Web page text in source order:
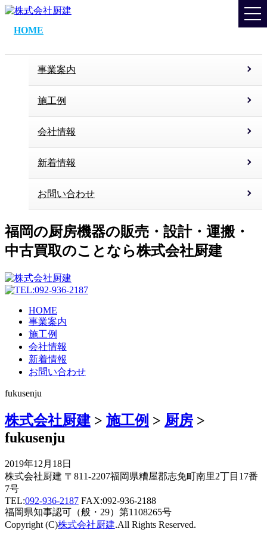
HOME
事業案内
施工例
会社情報
新着情報
お問い合わせ
福岡の厨房機器の販売・設計・運搬・
中古買取のことなら株式会社厨建
HOME
事業案内
施工例
会社情報
新着情報
お問い合わせ
fukusenju
株式会社厨建 > 施工例 > 厨房 >
fukusenju
2019年12月18日
株式会社厨建 〒811-2207福岡県糟屋郡志免町南里2丁目17番
7号
TEL:092-936-2187 FAX:092-936-2188
福岡県知事認可（般・29）第1108265号
Copyright (C)株式会社厨建.All Rights Reserved.